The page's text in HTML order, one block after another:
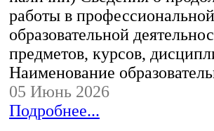
работы в
образовательной
предметов, курсов,
Наименование
05 Июнь 2026
Подробнее...